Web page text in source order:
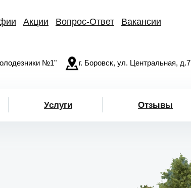
Акции Вопрос-Ответ Вакансии
№1" г. Боровск, ул. Центральная, д.7
Услуги Отзывы